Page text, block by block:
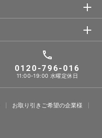
0120-796-016
11:00-19:00 水曜定休日
お取り引きご希望の企業様